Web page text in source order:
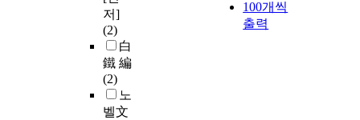
저]
(2)
白
鐵 編
(2)
노
벨文
100개씩
출력